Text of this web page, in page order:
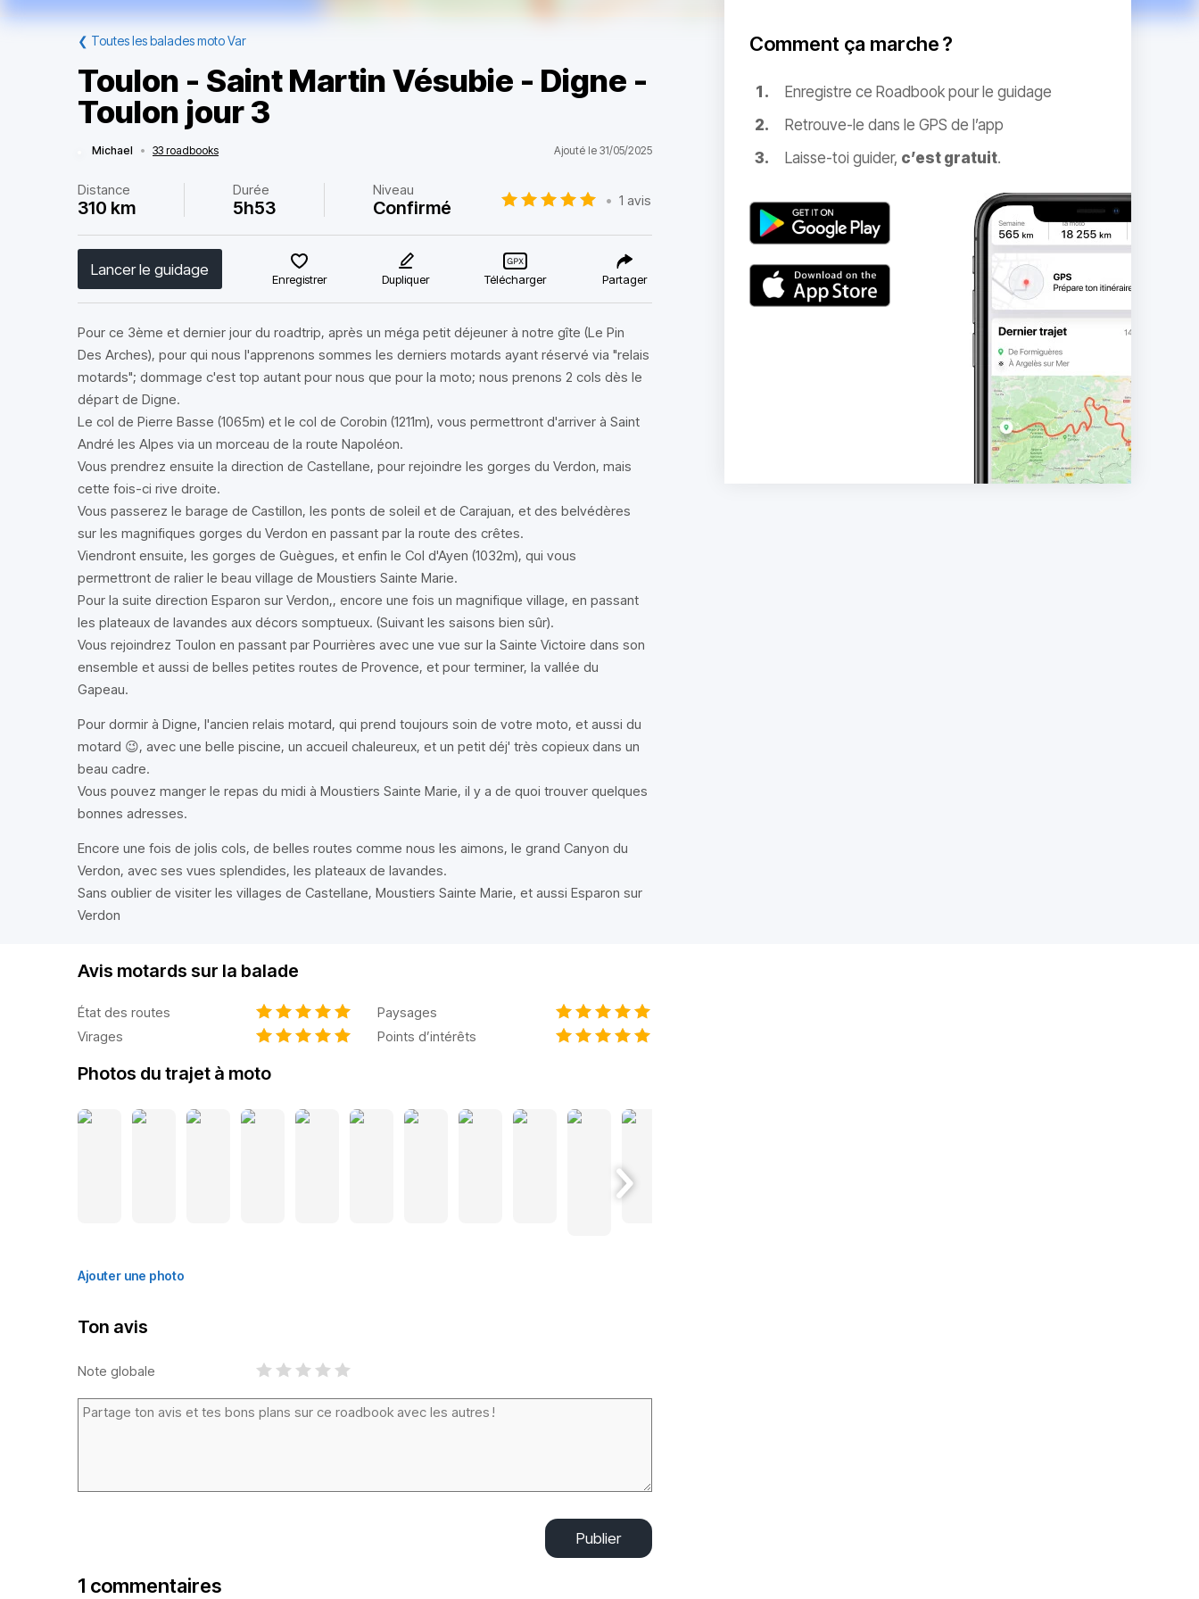
❮ Toutes les balades moto Var
Toulon - Saint Martin Vésubie - Digne -
Toulon jour 3
Michael • 33 roadbooks Ajouté le 31/05/2025
Distance
310 km
Durée
5h53
Niveau
Confirmé • 1 avis
Lancer le guidage
Enregistrer Dupliquer Télécharger Partager
Pour ce 3ème et dernier jour du roadtrip, après un méga petit déjeuner à notre gîte (Le Pin
Des Arches), pour qui nous l'apprenons sommes les derniers motards ayant réservé via "relais
motards"; dommage c'est top autant pour nous que pour la moto; nous prenons 2 cols dès le
départ de Digne.
Le col de Pierre Basse (1065m) et le col de Corobin (1211m), vous permettront d'arriver à Saint
André les Alpes via un morceau de la route Napoléon.
Vous prendrez ensuite la direction de Castellane, pour rejoindre les gorges du Verdon, mais
cette fois-ci rive droite.
Vous passerez le barage de Castillon, les ponts de soleil et de Carajuan, et des belvédères
sur les magnifiques gorges du Verdon en passant par la route des crêtes.
Viendront ensuite, les gorges de Guègues, et enfin le Col d'Ayen (1032m), qui vous
permettront de ralier le beau village de Moustiers Sainte Marie.
Pour la suite direction Esparon sur Verdon,, encore une fois un magnifique village, en passant
les plateaux de lavandes aux décors somptueux. (Suivant les saisons bien sûr).
Vous rejoindrez Toulon en passant par Pourrières avec une vue sur la Sainte Victoire dans son
ensemble et aussi de belles petites routes de Provence, et pour terminer, la vallée du
Gapeau.
Pour dormir à Digne, l'ancien relais motard, qui prend toujours soin de votre moto, et aussi du
motard 😉, avec une belle piscine, un accueil chaleureux, et un petit déj' très copieux dans un
beau cadre.
Vous pouvez manger le repas du midi à Moustiers Sainte Marie, il y a de quoi trouver quelques
bonnes adresses.
Encore une fois de jolis cols, de belles routes comme nous les aimons, le grand Canyon du
Verdon, avec ses vues splendides, les plateaux de lavandes.
Sans oublier de visiter les villages de Castellane, Moustiers Sainte Marie, et aussi Esparon sur
Verdon
Comment ça marche ?
Enregistre ce Roadbook pour le guidage
Retrouve-le dans le GPS de l’app
Laisse-toi guider, c’est gratuit.
Avis motards sur la balade
État des routes
Paysages
Virages
Points d’intérêts
Photos du trajet à moto
Ajouter une photo
Ton avis
Note globale
Publier
1 commentaires